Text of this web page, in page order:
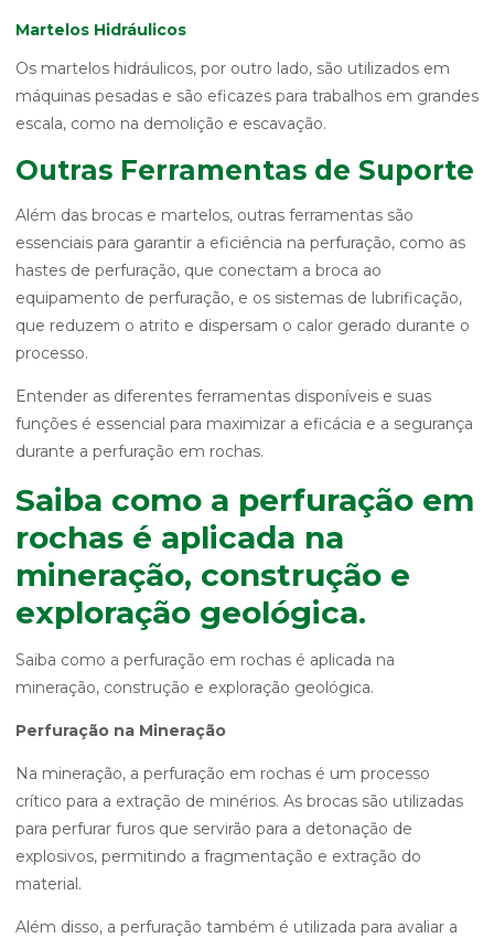
Martelos Hidráulicos
Os martelos hidráulicos, por outro lado, são utilizados em
máquinas pesadas e são eficazes para trabalhos em grandes
escala, como na demolição e escavação.
Outras Ferramentas de Suporte
Além das brocas e martelos, outras ferramentas são
essenciais para garantir a eficiência na perfuração, como as
hastes de perfuração, que conectam a broca ao
equipamento de perfuração, e os sistemas de lubrificação,
que reduzem o atrito e dispersam o calor gerado durante o
processo.
Entender as diferentes ferramentas disponíveis e suas
funções é essencial para maximizar a eficácia e a segurança
durante a perfuração em rochas.
Saiba como a perfuração em
rochas é aplicada na
mineração, construção e
exploração geológica.
Saiba como a perfuração em rochas é aplicada na
mineração, construção e exploração geológica.
Perfuração na Mineração
Na mineração, a perfuração em rochas é um processo
crítico para a extração de minérios. As brocas são utilizadas
para perfurar furos que servirão para a detonação de
explosivos, permitindo a fragmentação e extração do
material.
Além disso, a perfuração também é utilizada para avaliar a